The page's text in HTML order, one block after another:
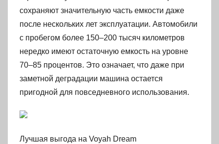
сохраняют значительную часть емкости даже
после нескольких лет эксплуатации. Автомобили
с пробегом более 150–200 тысяч километров
нередко имеют остаточную емкость на уровне
70–85 процентов. Это означает, что даже при
заметной деградации машина остается
пригодной для повседневного использования.
Лучшая выгода на Voyah Dream